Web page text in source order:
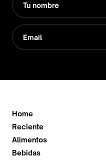
Home
Reciente
Alimentos
Bebidas